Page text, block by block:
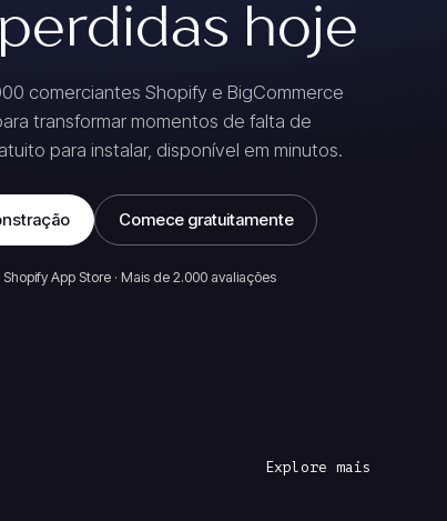
hoje
comerciantes Shopify e BigCommerce
transformar momentos de falta de
para instalar, disponível em minutos.
Comece gratuitamente
App Store · Mais de 2.000 avaliações
Explore mais